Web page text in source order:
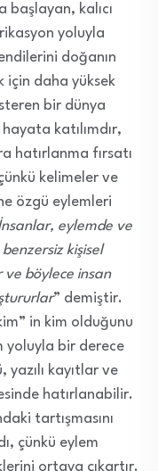
başlayan, kalıcı
yoluyla
doğanın
için daha yüksek
bir dünya
katılımdır,
hatırlanma fırsatı
kelimeler ve
özgü eylemleri
eylemde ve
kişisel
böylece insan
” demiştir.
in kim olduğunu
yoluyla bir derece
kayıtlar ve
hatırlanabilir.
tartışmasını
çünkü eylem
ortaya çıkartır.